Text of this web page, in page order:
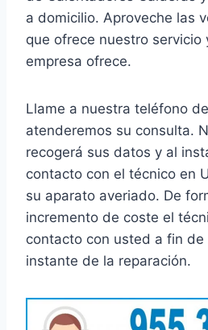
a domicilio. Aproveche las
que ofrece nuestro servicio
empresa ofrece.
Llame a nuestra teléfono
atenderemos su consulta.
recogerá sus datos y al
contacto con el técnico en
su aparato averiado. De
incremento de coste el
contacto con usted a fin
instante de la reparación.